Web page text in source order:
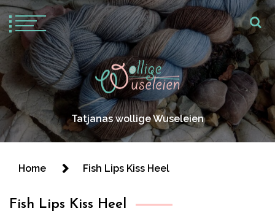
Tatjanas wollige Wuseleien
Home Fish Lips Kiss Heel
Fish Lips Kiss Heel